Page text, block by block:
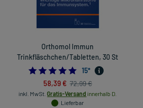
Orthomol Immun
Trinkfläschchen/Tabletten, 30 St
4.866666666666666
15*
58,39 € 72,99 €
inkl. MwSt. Gratis-Versand innerhalb D.
Lieferbar